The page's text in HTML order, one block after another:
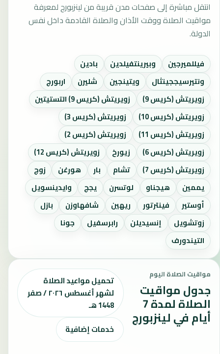
انتقل مباشرة إلى صفحات مدن قريبة من لينزبورج لمعرفة
مواقيت الصلاة ووقت الأذان والصلاة القادمة داخل نفس
الدولة.
فيللميرجين وبيرينتفيلدين
بادين
ونتيرسيججينثال
ويتينجين شليرن
اربورج
زويريتش (كريس 9)
زويريتش (كريس 9) التستيتين
زويريتش (كريس 10)
زويريتش (كريس 3)
زويريتش (كريس 11)
زويريتش (كريس 2)
زويريتش (كريس 6)
زيورخ
زويريتش (كريس 12)
زويريتش (كريس 7)
تشام بار هورغن
زوج
يممين
هيجناو لوتسرن يجج
وايدينسويل
أوستير
فينترتور ريهين شافهاوزن
بازل
زوتشويل
إنسيديلن رابرسفيل
جونا
التيندورف
مواقيت الصلاة اليوم
جدول مواقيت
الصلاة لمدة 7
أيام في لينزبورج
تحميل مواعيد الصلاة
لشهر أغسطس ٢٠٢٦ / صفر
1448 هـ
خدمات إضافية